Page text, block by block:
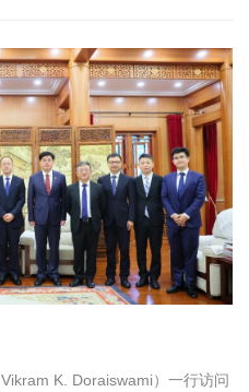
K. Doraiswami）一行访问